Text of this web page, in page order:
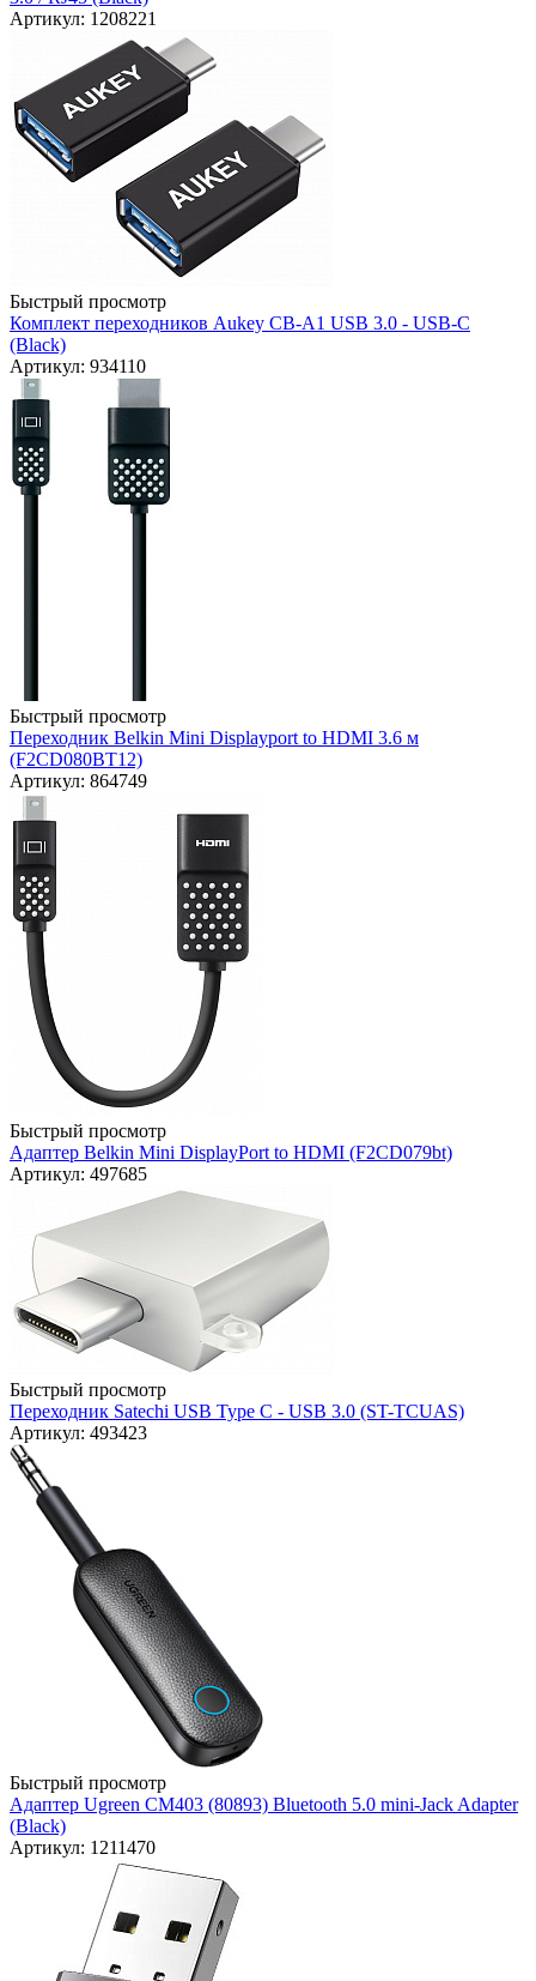
Артикул: 1208221
Быстрый просмотр
Комплект переходников Aukey CB-A1 USB 3.0 - USB-C
(Black)
Артикул: 934110
Быстрый просмотр
Переходник Belkin Mini Displayport to HDMI 3.6 м
(F2CD080BT12)
Артикул: 864749
Быстрый просмотр
Адаптер Belkin Mini DisplayPort to HDMI (F2CD079bt)
Артикул: 497685
Быстрый просмотр
Переходник Satechi USB Type C - USB 3.0 (ST-TCUAS)
Артикул: 493423
Быстрый просмотр
Адаптер Ugreen CM403 (80893) Bluetooth 5.0 mini-Jack Adapter
(Black)
Артикул: 1211470